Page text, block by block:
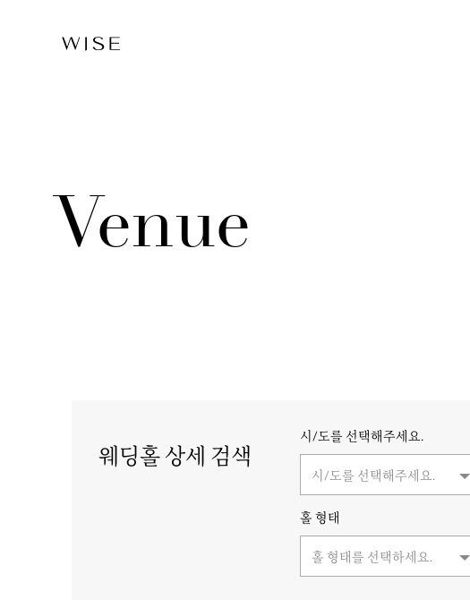
Venue
웨딩홀 상세 검색
시/도를 선택해주세요.
시/도를 선택해주세요.
홀 형태
홀 형태를 선택하세요.